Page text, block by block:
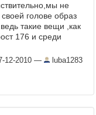
не
голове образ
такие вещи ,как
176 и среди
12-2010 — luba1283